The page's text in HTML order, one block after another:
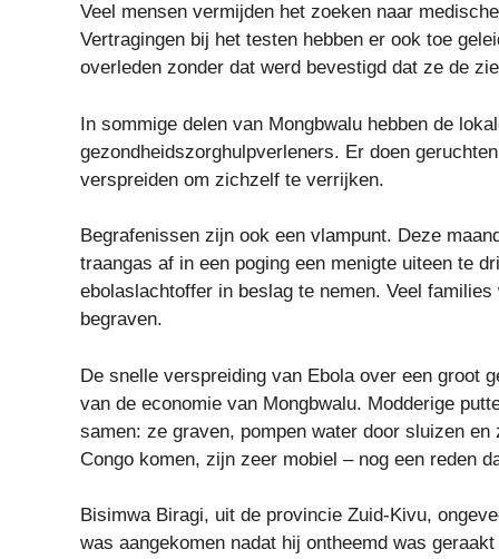
Veel mensen vermijden het zoeken naar
Vertragingen bij het testen hebben er ook toe
overleden zonder dat werd bevestigd dat ze de
In sommige delen van Mongbwalu hebben de
gezondheidszorghulpverleners. Er doen
verspreiden om zichzelf te verrijken.
Begrafenissen zijn ook een vlampunt. Deze
traangas af in een poging een menigte uiteen te
ebolaslachtoffer in beslag te nemen. Veel families
begraven.
De snelle verspreiding van Ebola over een groot
van de economie van Mongbwalu. Modderige
samen: ze graven, pompen water door sluizen
Congo komen, zijn zeer mobiel – nog een reden
Bisimwa Biragi, uit de provincie Zuid-Kivu,
was aangekomen nadat hij ontheemd was